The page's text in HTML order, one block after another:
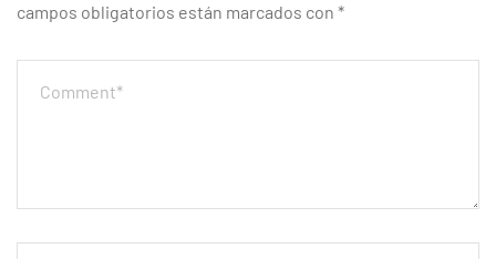
campos obligatorios están marcados con *